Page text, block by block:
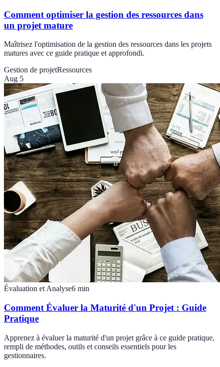
Comment optimiser la gestion des ressources dans
un projet mature
Maîtrisez l'optimisation de la gestion des ressources dans les projets
matures avec ce guide pratique et approfondi.
Gestion de projetRessources
Aug 5
Évaluation et Analyse6 min
Comment Évaluer la Maturité d'un Projet : Guide
Pratique
Apprenez à évaluer la maturité d'un projet grâce à ce guide pratique,
rempli de méthodes, outils et conseils essentiels pour les
gestionnaires.